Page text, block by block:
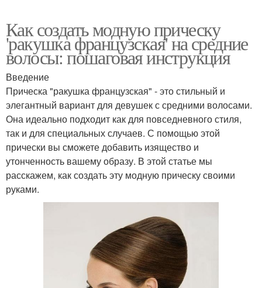
Как создать модную прическу
'ракушка французская' на средние
волосы: пошаговая инструкция
Введение
Прическа "ракушка французская" - это стильный и
элегантный вариант для девушек с средними волосами.
Она идеально подходит как для повседневного стиля,
так и для специальных случаев. С помощью этой
прически вы сможете добавить изящество и
утонченность вашему образу. В этой статье мы
расскажем, как создать эту модную прическу своими
руками.